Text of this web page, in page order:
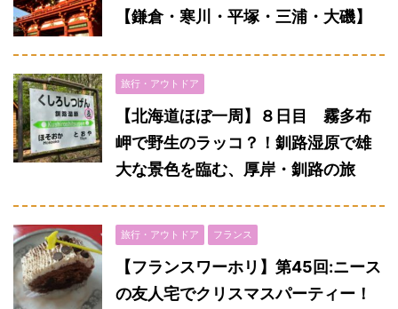
【鎌倉・寒川・平塚・三浦・大磯】
旅行・アウトドア
【北海道ほぼ一周】８日目 霧多布
岬で野生のラッコ？！釧路湿原で雄
大な景色を臨む、厚岸・釧路の旅
旅行・アウトドア フランス
【フランスワーホリ】第45回:ニース
の友人宅でクリスマスパーティー！